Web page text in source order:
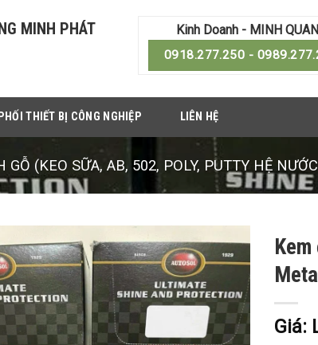
MINH PHÁT Kinh Doanh - MINH
0918.277.250 -
THIẾT BỊ CÔNG NGHIỆP LIÊN HỆ
(KEO SỮA, AB, 502, POLY, PUTTY HỆ
Giá: